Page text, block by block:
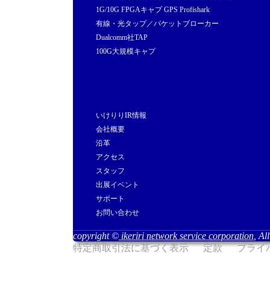
1G/10G FPGAキャプ GPS Profishark
有線・光タップ／パケットブローカー
Dualcomm社TAP
100G大規模キャプ
いけりりIR情報
会社概要
沿革
アクセス
スタッフ
出展イベント
サポート
お問い合わせ
copyright © ikeriri network service corporation ,
特定商取引法に基づく表示
定款 プライ